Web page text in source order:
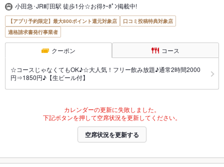
小田急･JR町田駅 徒歩1分☆お得ｸｰﾎﾟﾝ掲載中!
【アプリ予約限定】最大800ポイント還元対象店
口コミ投稿特典対象店
適格請求書発行事業者
クーポン コース
☆コースじゃなくてもOK♪☆大人気！フリー飲み放題♪通常2時間2000
円⇒1850円♪【生ビール付】
カレンダーの更新に失敗しました。
下記ボタンを押して空席状況を更新してください。
空席状況を更新する